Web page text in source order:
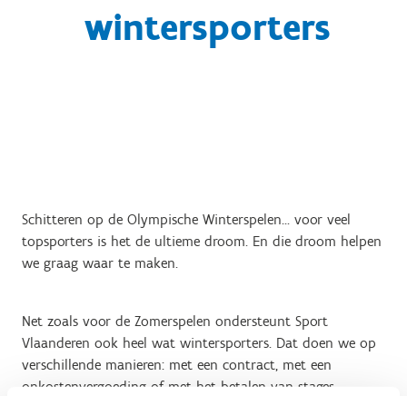
wintersporters
Schitteren op de Olympische Winterspelen... voor veel
topsporters is het de ultieme droom. En die droom helpen
we graag waar te maken.
Net zoals voor de Zomerspelen ondersteunt Sport
Vlaanderen ook heel wat wintersporters. Dat doen we op
verschillende manieren: met een contract, met een
onkostenvergoeding of met het betalen van stages,